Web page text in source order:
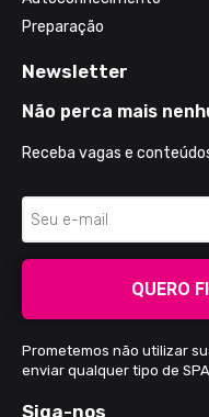
Preparação
Newsletter
Não perca mais
Receba vagas e
QUERO
Prometemos não utilizar
enviar qualquer tipo de
Siga-nos